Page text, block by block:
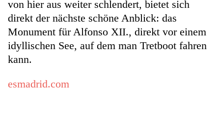
von hier aus weiter schlendert, bietet sich
direkt der nächste schöne Anblick: das
Monument für Alfonso XII., direkt vor einem
idyllischen See, auf dem man Tretboot fahren
kann.
esmadrid.com